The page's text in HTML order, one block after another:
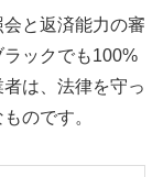
と返済能力の審
ックでも100%
は、法律を守っ
のです。